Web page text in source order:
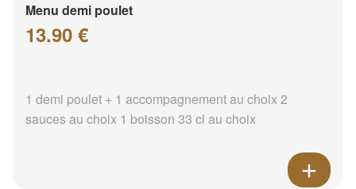
Menu demi poulet
13.90 €
1 demi poulet + 1 accompagnement au choix 2
sauces au choix 1 boisson 33 cl au choix